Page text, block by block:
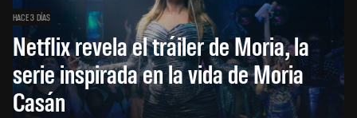
HACE 3 DÍAS
Netflix revela el tráiler de Moria, la
serie inspirada en la vida de Moria
Casán